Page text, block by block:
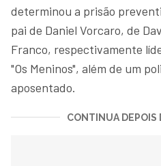
determinou a prisão
pai de Daniel Vorcaro, de
Franco, respectivamente
"Os Meninos", além de um
aposentado.
CONTINUA DEPOIS